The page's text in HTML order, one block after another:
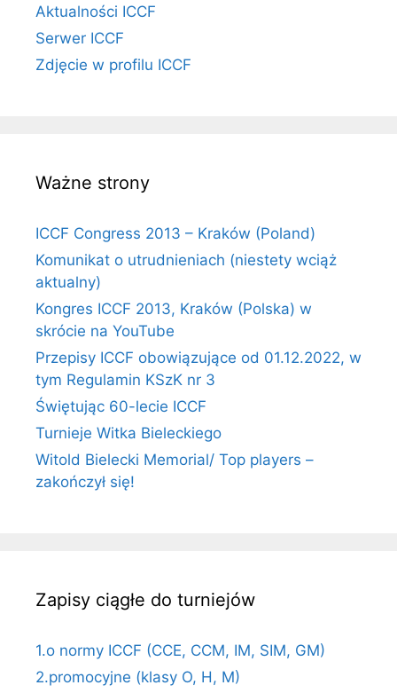
Aktualności ICCF
Serwer ICCF
Zdjęcie w profilu ICCF
Ważne strony
ICCF Congress 2013 – Kraków (Poland)
Komunikat o utrudnieniach (niestety wciąż
aktualny)
Kongres ICCF 2013, Kraków (Polska) w
skrócie na YouTube
Przepisy ICCF obowiązujące od 01.12.2022, w
tym Regulamin KSzK nr 3
Świętując 60-lecie ICCF
Turnieje Witka Bieleckiego
Witold Bielecki Memorial/ Top players –
zakończył się!
Zapisy ciągłe do turniejów
1.o normy ICCF (CCE, CCM, IM, SIM, GM)
2.promocyjne (klasy O, H, M)